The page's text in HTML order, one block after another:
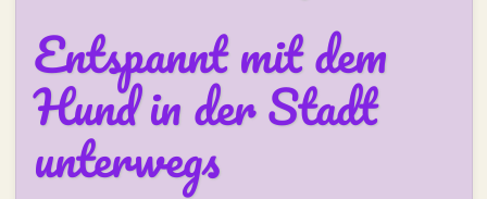
Entspannt mit dem
Hund in der Stadt
unterwegs